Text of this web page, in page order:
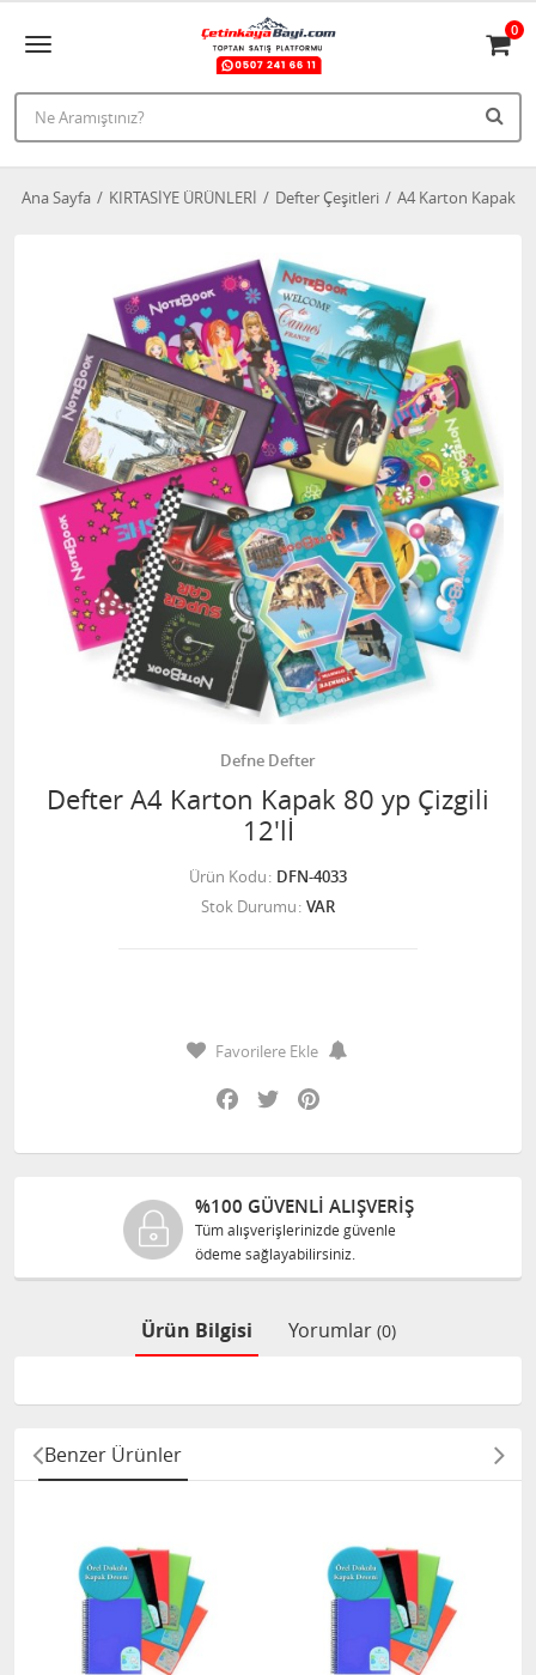
0
Ana Sayfa KIRTASİYE ÜRÜNLERİ Defter Çeşitleri A4 Karton Kapak
Defne Defter
Defter A4 Karton Kapak 80 yp Çizgili
12'lİ
Ürün Kodu DFN-4033
Stok Durumu VAR
Favorilere Ekle
Facebook
Twitter
GÜVENLİ ALIŞVERİŞ
güvenle
Ürün Bilgisi Yorumlar (0)
Benzer Ürünler